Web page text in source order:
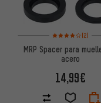
Valoración(2)
MRP Spacer para
acero
14,99€